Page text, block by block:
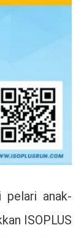
pelari anak-
ISOPLUS